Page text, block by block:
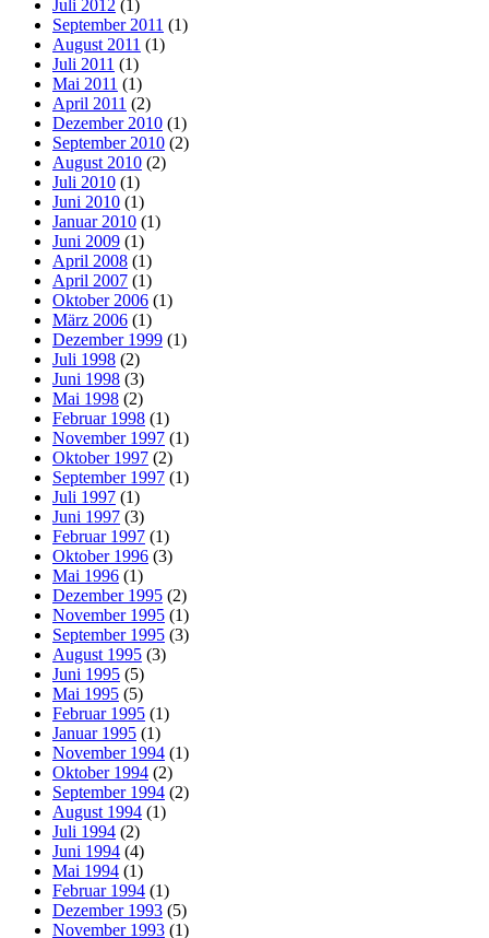
Juli 2012 (1)
September 2011 (1)
August 2011 (1)
Juli 2011 (1)
Mai 2011 (1)
April 2011 (2)
Dezember 2010 (1)
September 2010 (2)
August 2010 (2)
Juli 2010 (1)
Juni 2010 (1)
Januar 2010 (1)
Juni 2009 (1)
April 2008 (1)
April 2007 (1)
Oktober 2006 (1)
März 2006 (1)
Dezember 1999 (1)
Juli 1998 (2)
Juni 1998 (3)
Mai 1998 (2)
Februar 1998 (1)
November 1997 (1)
Oktober 1997 (2)
September 1997 (1)
Juli 1997 (1)
Juni 1997 (3)
Februar 1997 (1)
Oktober 1996 (3)
Mai 1996 (1)
Dezember 1995 (2)
November 1995 (1)
September 1995 (3)
August 1995 (3)
Juni 1995 (5)
Mai 1995 (5)
Februar 1995 (1)
Januar 1995 (1)
November 1994 (1)
Oktober 1994 (2)
September 1994 (2)
August 1994 (1)
Juli 1994 (2)
Juni 1994 (4)
Mai 1994 (1)
Februar 1994 (1)
Dezember 1993 (5)
November 1993 (1)